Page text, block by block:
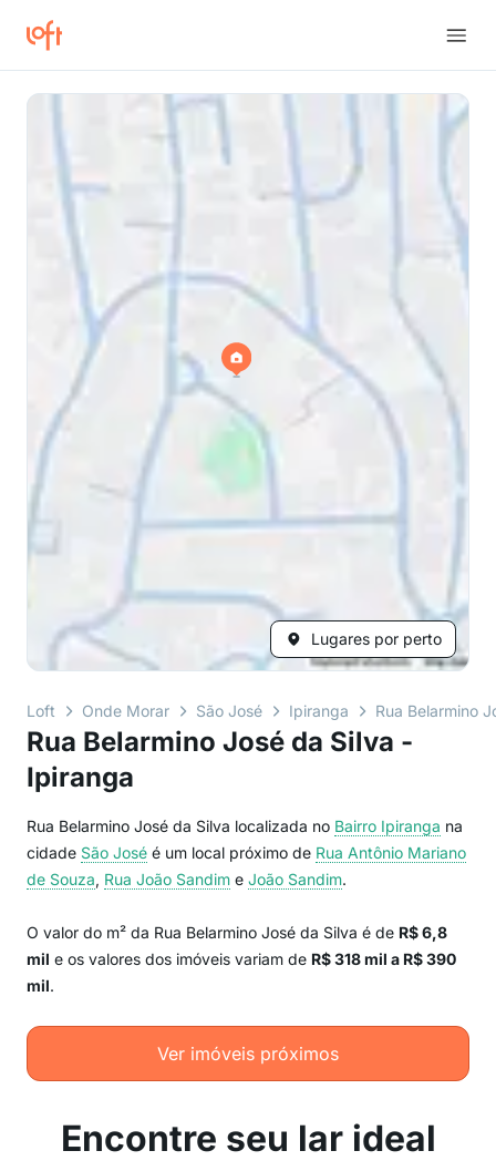
Lugares por perto
Loft Onde Morar São José Ipiranga Rua Belarmino
Rua Belarmino José da Silva -
Ipiranga
Rua Belarmino José da Silva localizada no Bairro Ipiranga na
cidade São José é um local próximo de Rua Antônio Mariano
de Souza, Rua João Sandim e João Sandim.
O valor do m² da Rua Belarmino José da Silva é de R$ 6,8
mil e os valores dos imóveis variam de R$ 318 mil a R$ 390
mil.
Ver imóveis próximos
Encontre seu lar ideal